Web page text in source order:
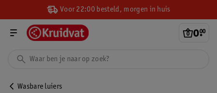
Voor 22:00 besteld, morgen in huis
0.
00
Wasbare luiers